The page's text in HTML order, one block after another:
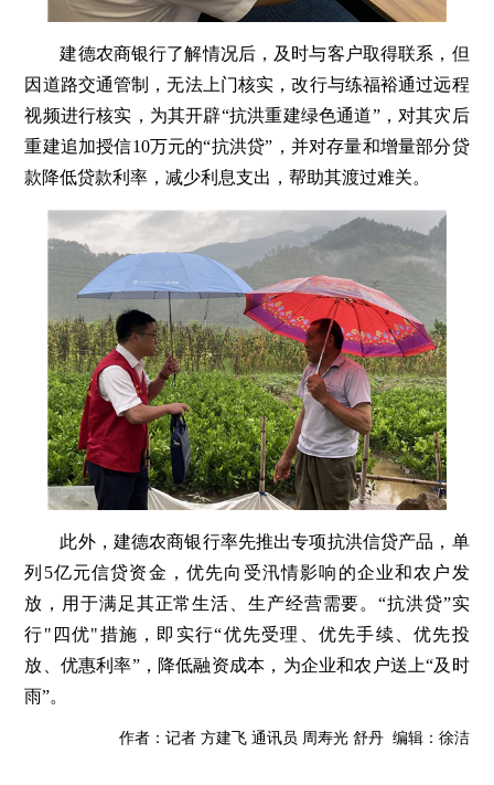
建德农商银行了解情况后，及时与客户取得联系，但
因道路交通管制，无法上门核实，改行与练福裕通过远程
视频进行核实，为其开辟“抗洪重建绿色通道”，对其灾后
重建追加授信10万元的“抗洪贷”，并对存量和增量部分贷
款降低贷款利率，减少利息支出，帮助其渡过难关。
此外，建德农商银行率先推出专项抗洪信贷产品，单
列5亿元信贷资金，优先向受汛情影响的企业和农户发
放，用于满足其正常生活、生产经营需要。“抗洪贷”实
行"四优"措施，即实行“优先受理、优先手续、优先投
放、优惠利率”，降低融资成本，为企业和农户送上“及时
雨”。
作者：记者 方建飞 通讯员 周寿光 舒丹 编辑：徐洁